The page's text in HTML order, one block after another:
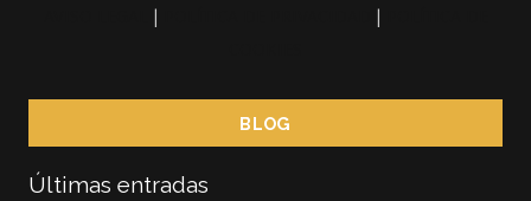
| |
BLOG
Últimas entradas